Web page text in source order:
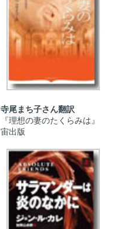
寺尾まち子さん翻訳
『理想の妻のたくらみは』
宙出版